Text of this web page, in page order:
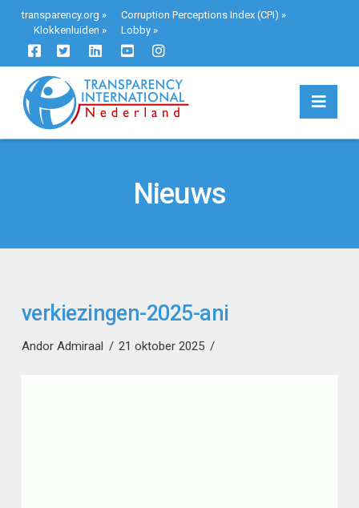
transparency.org » Corruption Perceptions Index (CPI) »
Klokkenluiden » Lobby»
Nieuws
verkiezingen-2025-ani
Andor Admiraal 21 oktober 2025